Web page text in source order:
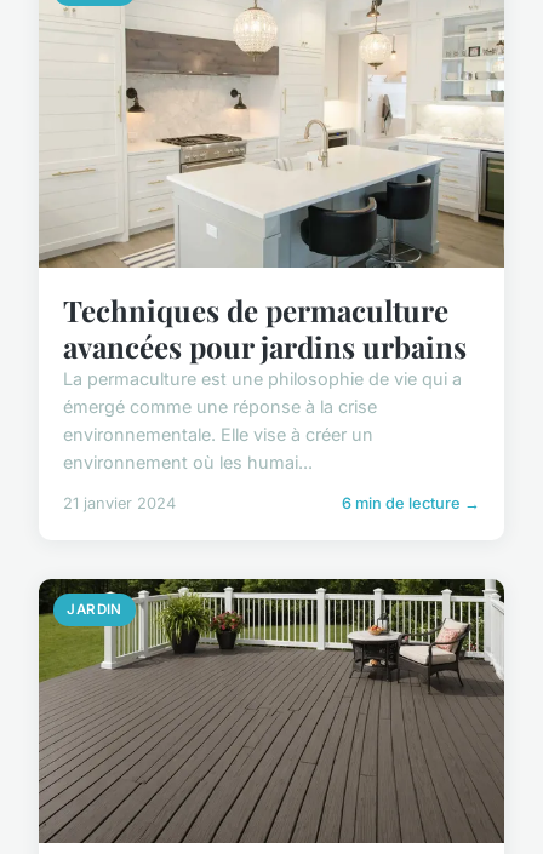
Techniques de permaculture
avancées pour jardins urbains
La permaculture est une philosophie de vie qui a
émergé comme une réponse à la crise
environnementale. Elle vise à créer un
environnement où les humai...
21 janvier 2024 6 min de lecture →
JARDIN